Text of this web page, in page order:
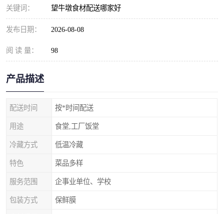
关键词： 望牛墩食材配送哪家好
发布日期： 2026-08-08
阅 读 量： 98
产品描述
配送时间 按*时间配送
用途 食堂,工厂饭堂
冷藏方式 低温冷藏
特色 菜品多样
服务范围 企事业单位、学校
包装方式 保鲜膜